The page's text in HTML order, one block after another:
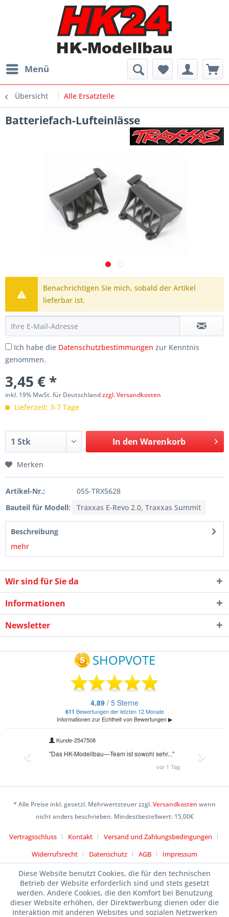
Menü
Übersicht Alle Ersatzteile
Batteriefach-Lufteinlässe
Benachrichtigen Sie mich, sobald der Artikel
lieferbar ist.
Ich habe die Datenschutzbestimmungen zur Kenntnis
genommen.
3,45 € *
inkl. 19% MwSt. für Deutschlandzzgl. Versandkosten
Lieferzeit: 3-7 Tage
In den Warenkorb
Merken
Artikel-Nr.:
055-TRX5628
Bauteil für Modell:
Traxxas E-Revo 2.0, Traxxas Summit
Beschreibung
mehr
Wir sind für Sie da
Informationen
Newsletter
* Alle Preise inkl. gesetzl. Mehrwertsteuer zzgl.Versandkosten wenn
nicht anders beschrieben. Mindestbestellwert: 15,00€
Vertragsschluss Kontakt
Versand und Zahlungsbedingungen
Widerrufsrecht
Datenschutz AGB Impressum
Diese Website benutzt Cookies, die für den technischen
Betrieb der Website erforderlich sind und stets gesetzt
werden. Andere Cookies, die den Komfort bei Benutzung
dieser Website erhöhen, der Direktwerbung dienen oder die
Interaktion mit anderen Websites und sozialen Netzwerken